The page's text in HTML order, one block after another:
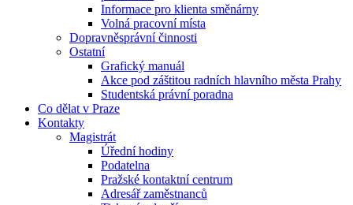
Informace pro klienta směnárny
Volná pracovní místa
Dopravněsprávní činnosti
Ostatní
Grafický manuál
Akce pod záštitou radních hlavního města Prahy
Studentská právní poradna
Co dělat v Praze
Kontakty
Magistrát
Úřední hodiny
Podatelna
Pražské kontaktní centrum
Adresář zaměstnanců